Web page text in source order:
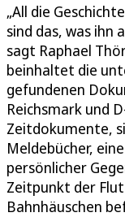
„All die
sind das, was ihn
sagt Raphael
beinhaltet die
gefundenen
Reichsmark und
Zeitdokumente,
Meldebücher,
persönlicher
Zeitpunkt der
Bahnhäuschen